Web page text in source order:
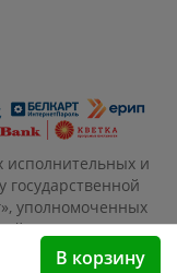
В корзину
исполнительных и
государственной
уполномоченных
+375 17 270-35-
Ирина